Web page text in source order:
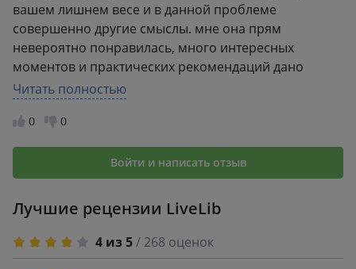
вашем лишнем весе и в данной проблеме
совершенно другие смыслы. мне она прям
невероятно понравилась, много интересных
моментов и практических рекомендаций дано
автором.
Читать полностью
0 0
Войти и написать отзыв
Лучшие рецензии LiveLib
4 из 5/ 268 оценок